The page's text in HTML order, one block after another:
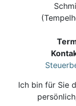
Ich bin für Sie